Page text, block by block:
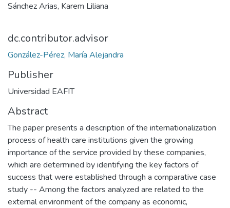
Sánchez Arias, Karem Liliana
dc.contributor.advisor
González-Pérez, María Alejandra
Publisher
Universidad EAFIT
Abstract
The paper presents a description of the internationalization
process of health care institutions given the growing
importance of the service provided by these companies,
which are determined by identifying the key factors of
success that were established through a comparative case
study -- Among the factors analyzed are related to the
external environment of the company as economic,